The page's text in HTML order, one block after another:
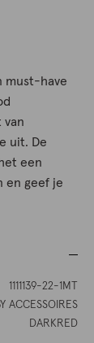
must-have
van
uit. De
een
en geef je
1111139-22-1MT
ACCESSOIRES
DARKRED